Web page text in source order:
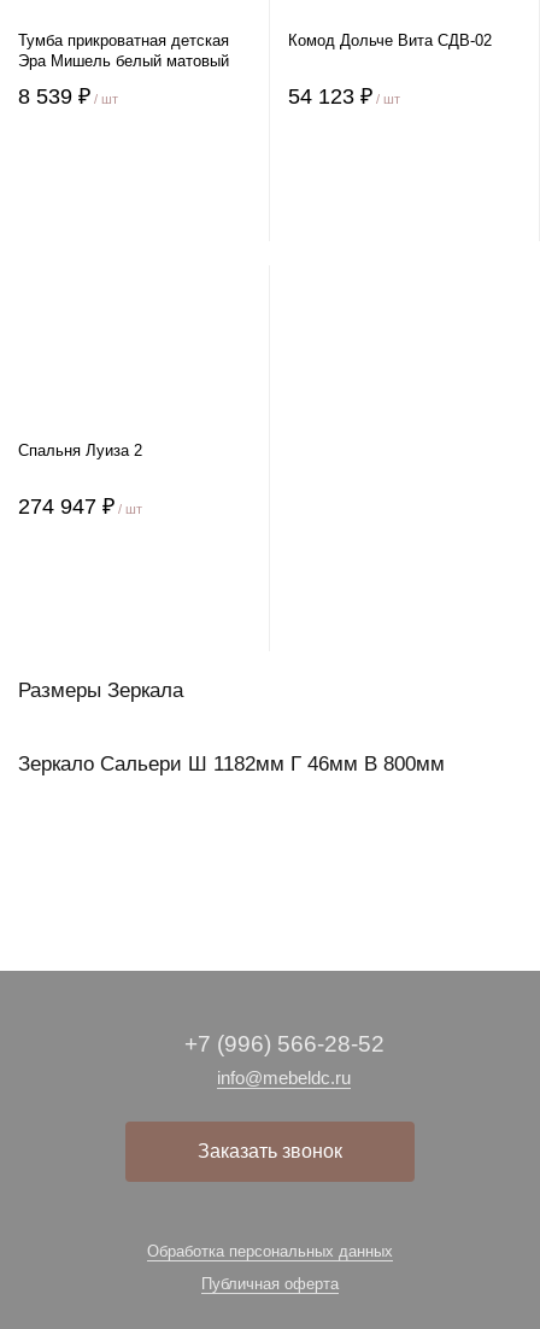
Тумба прикроватная детская
Эра Мишель белый матовый
8 539 ₽ / шт
Комод Дольче Вита СДВ-02
54 123 ₽ / шт
Спальня Луиза 2
274 947 ₽ / шт
Размеры Зеркала
Зеркало Сальери Ш 1182мм Г 46мм В 800мм
+7 (996) 566-28-52
info@mebeldc.ru
Заказать звонок
Обработка персональных данных
Публичная оферта